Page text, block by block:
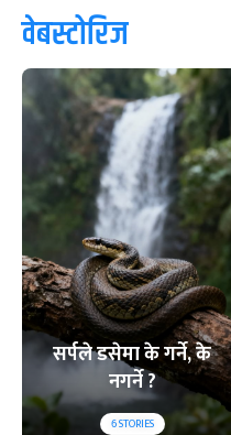
वेबस्टोरिज
सर्पले डसेमा के गर्ने, के
नगर्ने ?
6STORIES